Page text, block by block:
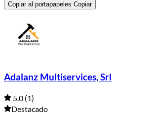
Copiar al portapapeles Copiar
Adalanz Multiservices, Srl
5.0 (1)
Destacado